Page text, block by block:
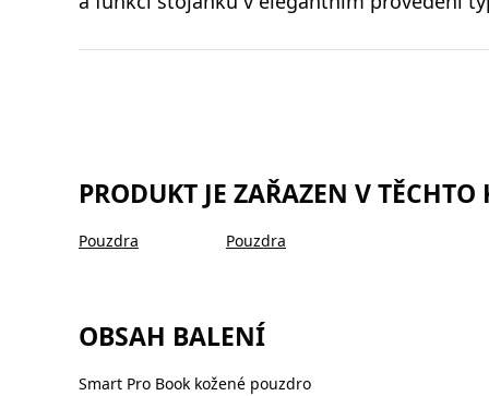
PRODUKT JE ZAŘAZEN V TĚCHTO
Pouzdra Pouzdra
OBSAH BALENÍ
Smart Pro Book kožené pouzdro